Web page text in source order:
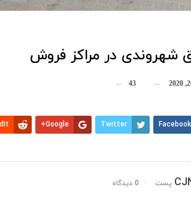
شهروندی در مراکز فروش
43
Facebook
Twitter
Google+
0 دیدگاه